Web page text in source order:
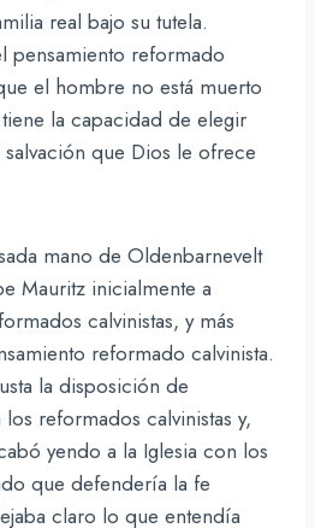
real bajo su tutela.
pensamiento reformado
el hombre no está muerto
la capacidad de elegir
que Dios le ofrece
mano de Oldenbarnevelt
Mauritz inicialmente a
calvinistas, y más
reformado calvinista.
la disposición de
reformados calvinistas y,
yendo a la Iglesia con los
que defendería la fe
claro lo que entendía